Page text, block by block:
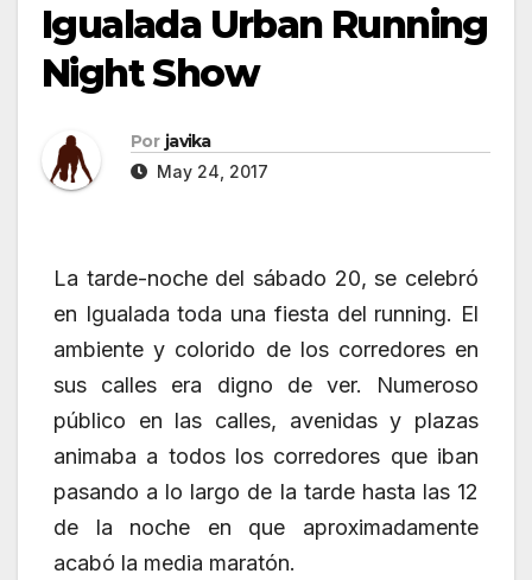
Igualada Urban Running
Night Show
Por javika
May 24, 2017
La tarde-noche del sábado 20, se celebró
en Igualada toda una fiesta del running. El
ambiente y colorido de los corredores en
sus calles era digno de ver. Numeroso
público en las calles, avenidas y plazas
animaba a todos los corredores que iban
pasando a lo largo de la tarde hasta las 12
de la noche en que aproximadamente
acabó la media maratón.